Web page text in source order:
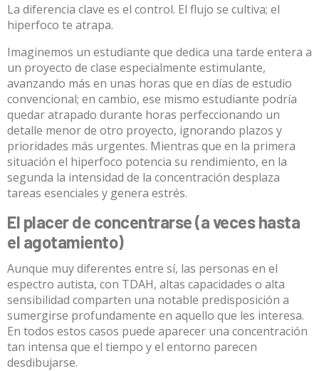
La diferencia clave es el control. El flujo se cultiva; el
hiperfoco te atrapa.
Imaginemos un estudiante que dedica una tarde entera a
un proyecto de clase especialmente estimulante,
avanzando más en unas horas que en días de estudio
convencional; en cambio, ese mismo estudiante podría
quedar atrapado durante horas perfeccionando un
detalle menor de otro proyecto, ignorando plazos y
prioridades más urgentes. Mientras que en la primera
situación el hiperfoco potencia su rendimiento, en la
segunda la intensidad de la concentración desplaza
tareas esenciales y genera estrés.
El placer de concentrarse (a veces hasta
el agotamiento)
Aunque muy diferentes entre sí, las personas en el
espectro autista, con TDAH, altas capacidades o alta
sensibilidad comparten una notable predisposición a
sumergirse profundamente en aquello que les interesa.
En todos estos casos puede aparecer una concentración
tan intensa que el tiempo y el entorno parecen
desdibujarse.